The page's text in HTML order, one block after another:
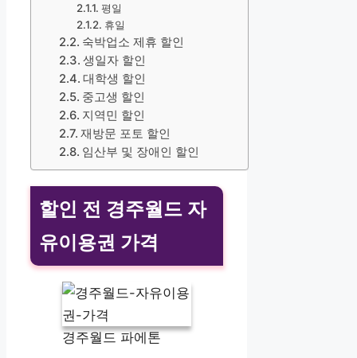
평일
휴일
숙박업소 제휴 할인
생일자 할인
대학생 할인
중고생 할인
지역민 할인
재방문 포토 할인
임산부 및 장애인 할인
할인 전 경주월드 자
유이용권 가격
경주월드 파에톤